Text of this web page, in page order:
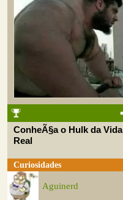
ConheÃ§a o Hulk da Vida
Real
Curiosidades
Aguinerd